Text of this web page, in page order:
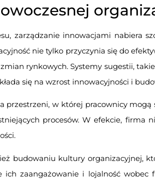
zarządzanie innowacjami nabiera
nie tylko przyczynia się do
rynkowych. Systemy sugestii,
się na wzrost innowacyjności i
w której pracownicy
procesów. W efekcie, firma
budowaniu kultury organizacyjnej,
ich zaangażowanie i lojalność